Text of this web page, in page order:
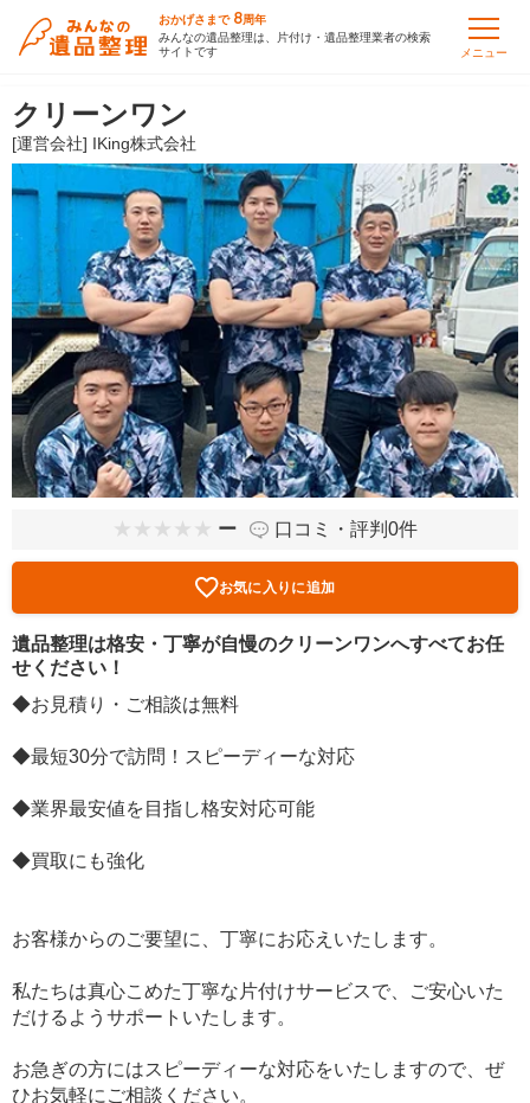
おかげさまで 8周年
みんなの遺品整理は、片付け・遺品整理業者の検索
サイトです
メニュー
クリーンワン
[運営会社] IKing株式会社
ー 口コミ・評判0件
お気に入りに追加
遺品整理は格安・丁寧が自慢のクリーンワンへすべてお任
せください！
◆お見積り・ご相談は無料
◆最短30分で訪問！スピーディーな対応
◆業界最安値を目指し格安対応可能
◆買取にも強化
お客様からのご要望に、丁寧にお応えいたします。
私たちは真心こめた丁寧な片付けサービスで、ご安心いた
だけるようサポートいたします。
お急ぎの方にはスピーディーな対応をいたしますので、ぜ
ひお気軽にご相談ください。